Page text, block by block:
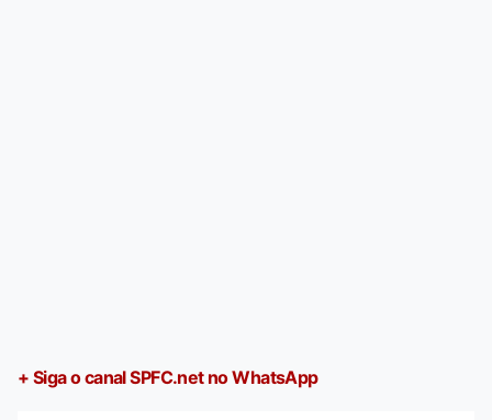
+ Siga o canal SPFC.net no WhatsApp